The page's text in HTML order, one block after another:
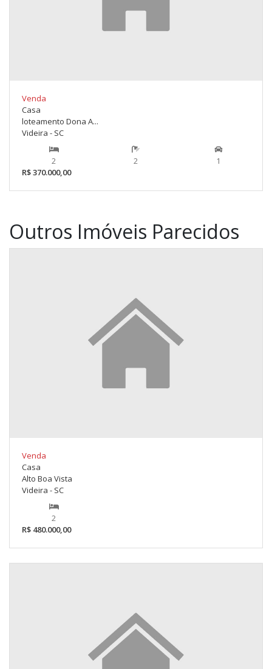
Venda
Casa
loteamento Dona A...
Videira - SC
2 2
1
R$ 370.000,00
Outros Imóveis Parecidos
Venda
Casa
Alto Boa Vista
Videira - SC
2
R$ 480.000,00